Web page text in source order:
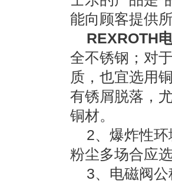
能向顾客提供
REXROTH
全不锈钢；对
质，也宜选用
有锈屑脱落，
铜材。
2、爆炸性环
粉尘多场合应
3、电磁阀公